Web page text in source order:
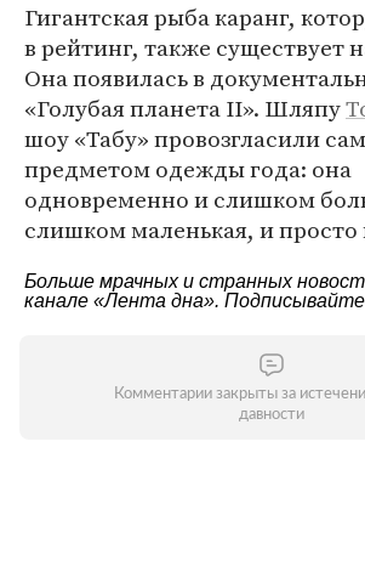
Гигантская рыба каранг,
в рейтинг, также существует
Она появилась в
«Голубая планета II». Шляпу
шоу «Табу» провозгласили
предметом одежды года: она
одновременно и слишком
слишком маленькая, и просто
Больше мрачных и странных
канале «Лента дна».
Комментарии закрыты за
давности